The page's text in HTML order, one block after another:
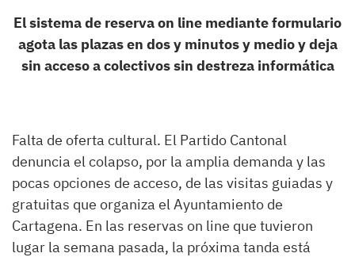
El sistema de reserva on line mediante formulario
agota las plazas en dos y minutos y medio y deja
sin acceso a colectivos sin destreza informática
Falta de oferta cultural. El Partido Cantonal
denuncia el colapso, por la amplia demanda y las
pocas opciones de acceso, de las visitas guiadas y
gratuitas que organiza el Ayuntamiento de
Cartagena. En las reservas on line que tuvieron
lugar la semana pasada, la próxima tanda está